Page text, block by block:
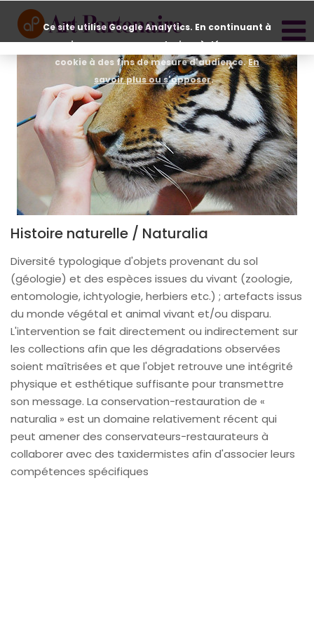
Ce site utilise Google Analytics. En continuant à
naviguer, vous nous autorisez à déposer un
cookie à des fins de mesure d'audience.En
savoir plus ou s'opposer.
X
Histoire naturelle / Naturalia
Diversité typologique d'objets provenant du sol
(géologie) et des espèces issues du vivant (zoologie,
entomologie, ichtyologie, herbiers etc.) ; artefacts issus
du monde végétal et animal vivant et/ou disparu.
L'intervention se fait directement ou indirectement sur
les collections afin que les dégradations observées
soient maîtrisées et que l'objet retrouve une intégrité
physique et esthétique suffisante pour transmettre
son message. La conservation-restauration de «
naturalia » est un domaine relativement récent qui
peut amener des conservateurs-restaurateurs à
collaborer avec des taxidermistes afin d'associer leurs
compétences spécifiques